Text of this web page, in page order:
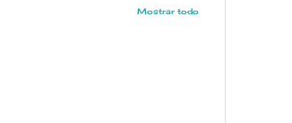
Mostrar todo